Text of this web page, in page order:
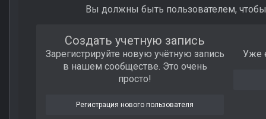
Вы должны быть пользователем,
Создать учетную запись
Зарегистрируйте новую учётную запись
в нашем сообществе. Это очень
просто!
Регистрация нового пользователя
Уже